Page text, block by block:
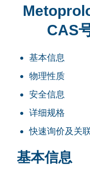
CAS
基本信息
物理性质
安全信息
详细规格
快速询价及关
基本信息